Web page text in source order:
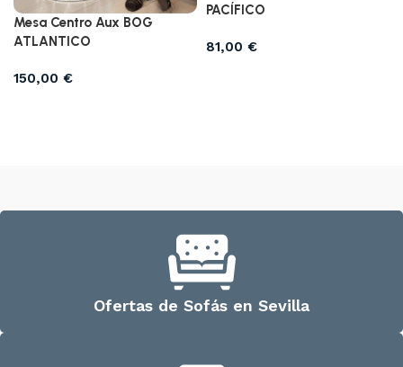
Mesa Centro Aux BOG
ATLANTICO
150,00 €
PACÍFICO
81,00 €
Ofertas de Sofás en Sevilla